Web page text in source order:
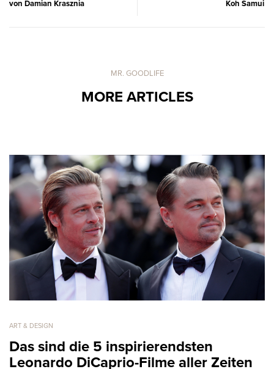
von Damian Krasznia
Koh Samui
MR. GOODLIFE
MORE ARTICLES
ART & DESIGN
Das sind die 5 inspirierendsten
Leonardo DiCaprio-Filme aller Zeiten